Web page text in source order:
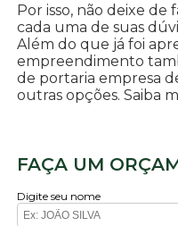
Por isso, não deixe de
cada uma de suas
Além do que já foi
empreendimento
de portaria empresa
outras opções. Saiba
FAÇA UM
Digite seu nome